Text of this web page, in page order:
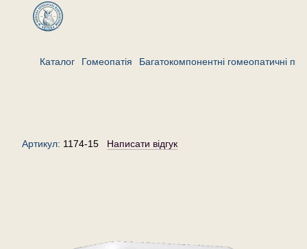
Каталог Гомеопатія Багатокомпонентні гомеопатичні
Артикул: 1174-15 Написати відгук